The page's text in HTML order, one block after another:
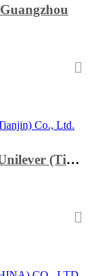
Caudalímetro Supmea utilizado en Unilever (Tianjin) Co., Ltd.